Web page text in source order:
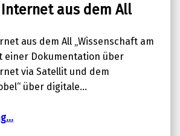
aus dem All
aus dem All „Wissenschaft am
einer Dokumentation über
via Satellit und dem
über digitale…
“Highspeed Internet aus dem All”
…